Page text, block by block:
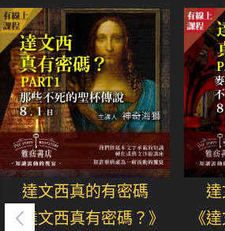
達文西真的有密碼
《達文西真有密碼？》
達
《